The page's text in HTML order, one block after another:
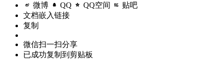
微博 QQ QQ空间 贴吧
文档嵌入链接
复制
微信扫一扫分享
已成功复制到剪贴板